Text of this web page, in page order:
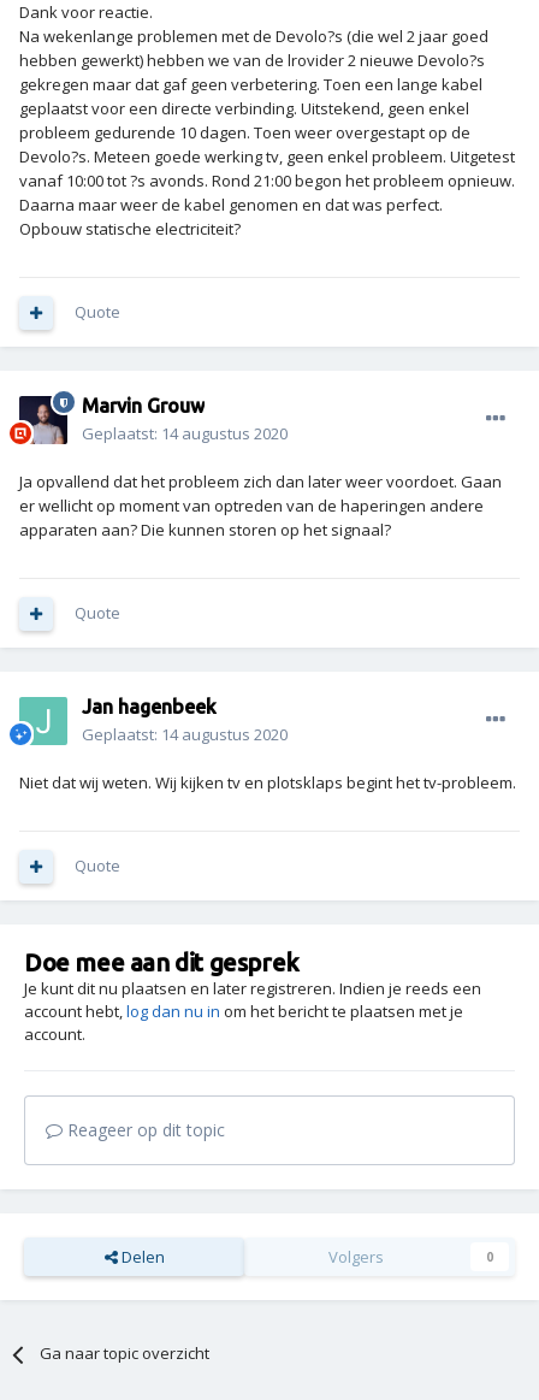
Dank voor reactie.
Na wekenlange problemen met de Devolo?s (die wel 2 jaar goed
hebben gewerkt) hebben we van de lrovider 2 nieuwe Devolo?s
gekregen maar dat gaf geen verbetering. Toen een lange kabel
geplaatst voor een directe verbinding. Uitstekend, geen enkel
probleem gedurende 10 dagen. Toen weer overgestapt op de
Devolo?s. Meteen goede werking tv, geen enkel probleem. Uitgetest
vanaf 10:00 tot ?s avonds. Rond 21:00 begon het probleem opnieuw.
Daarna maar weer de kabel genomen en dat was perfect.
Opbouw statische electriciteit?
Quote
Marvin Grouw
Geplaatst: 14 augustus 2020
Ja opvallend dat het probleem zich dan later weer voordoet. Gaan
er wellicht op moment van optreden van de haperingen andere
apparaten aan? Die kunnen storen op het signaal?
Quote
Jan hagenbeek
Geplaatst: 14 augustus 2020
Niet dat wij weten. Wij kijken tv en plotsklaps begint het tv-probleem.
Quote
Doe mee aan dit gesprek
Je kunt dit nu plaatsen en later registreren. Indien je reeds een
account hebt,log dan nu in om het bericht te plaatsen met je
account.
Reageer op dit topic
Delen Volgers 0
Ga naar topic overzicht